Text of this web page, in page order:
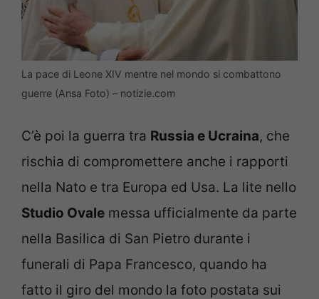
La pace di Leone XIV mentre nel mondo si combattono
guerre (Ansa Foto) – notizie.com
C’è poi la guerra tra Russia e Ucraina, che
rischia di compromettere anche i rapporti
nella Nato e tra Europa ed Usa. La lite nello
Studio Ovale messa ufficialmente da parte
nella Basilica di San Pietro durante i
funerali di Papa Francesco, quando ha
fatto il giro del mondo la foto postata sui